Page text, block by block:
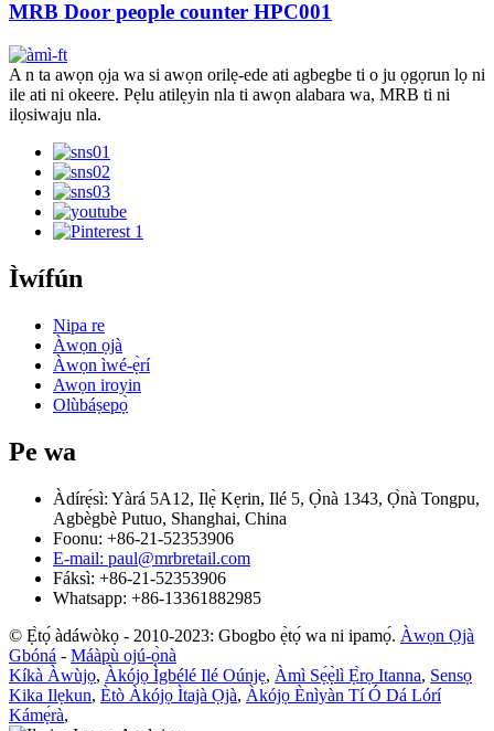
MRB Door people counter HPC001
A n ta awọn ọja wa si awọn orilẹ-ede ati agbegbe ti o ju ọgọrun lọ ni
ile ati ni okeere. Pẹlu atilẹyin nla ti awọn alabara wa, MRB ti ni
ilọsiwaju nla.
Ìwífún
Nipa re
Àwọn ọjà
Àwọn ìwé-ẹ̀rí
Awọn iroyin
Olùbáṣepọ̀
Pe wa
Àdírẹ́sì: Yàrá 5A12, Ilẹ̀ Kẹrin, Ilé 5, Ọ̀nà 1343, Ọ̀nà Tongpu,
Agbègbè Putuo, Shanghai, China
Foonu: +86-21-52353906
E-mail: paul@mrbretail.com
Fáksì: +86-21-52353906
Whatsapp: +86-13361882985
© Ẹ̀tọ́ àdáwòkọ - 2010-2023: Gbogbo ẹ̀tọ́ wa ni ipamọ́. Àwọn Ọjà
Gbóná - Máàpù ojú-ọ̀nà
Kíkà Àwùjọ, Àkójọ Ìgbélé Ilé Oúnjẹ, Àmì Sẹ́ẹ̀lì Ẹ̀rọ Itanna, Sensọ
Kika Ilẹkun, Ètò Àkójọ Ìtajà Ọjà, Àkójọ Ènìyàn Tí Ó Dá Lórí
Kámẹ́rà,